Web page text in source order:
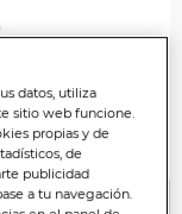
datos, utiliza
sitio web funcione.
propias y de
de
publicidad
a tu navegación.